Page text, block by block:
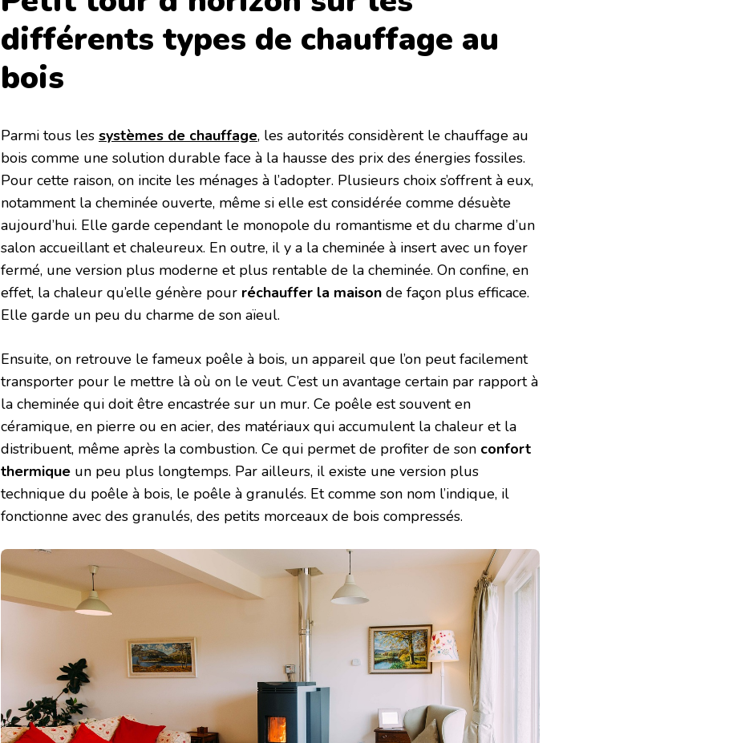
différents types de chauffage au
bois
Parmi tous les systèmes de chauffage, les autorités considèrent le chauffage au
bois comme une solution durable face à la hausse des prix des énergies fossiles.
Pour cette raison, on incite les ménages à l’adopter. Plusieurs choix s’offrent à eux,
notamment la cheminée ouverte, même si elle est considérée comme désuète
aujourd’hui. Elle garde cependant le monopole du romantisme et du charme d’un
salon accueillant et chaleureux. En outre, il y a la cheminée à insert avec un foyer
fermé, une version plus moderne et plus rentable de la cheminée. On confine, en
effet, la chaleur qu’elle génère pour réchauffer la maison de façon plus efficace.
Elle garde un peu du charme de son aïeul.
Ensuite, on retrouve le fameux poêle à bois, un appareil que l’on peut facilement
transporter pour le mettre là où on le veut. C’est un avantage certain par rapport à
la cheminée qui doit être encastrée sur un mur. Ce poêle est souvent en
céramique, en pierre ou en acier, des matériaux qui accumulent la chaleur et la
distribuent, même après la combustion. Ce qui permet de profiter de son confort
thermique un peu plus longtemps. Par ailleurs, il existe une version plus
technique du poêle à bois, le poêle à granulés. Et comme son nom l’indique, il
fonctionne avec des granulés, des petits morceaux de bois compressés.